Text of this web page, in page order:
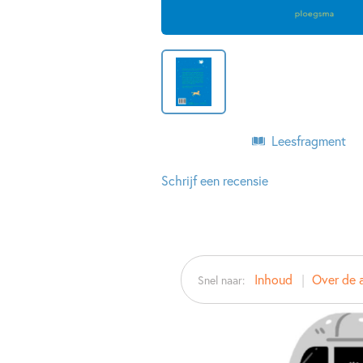
Leesfragment
Schrijf een recensie
Snel naar: Inhoud Over de